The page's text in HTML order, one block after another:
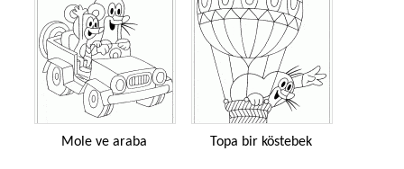
Mole ve araba Topa bir köstebek